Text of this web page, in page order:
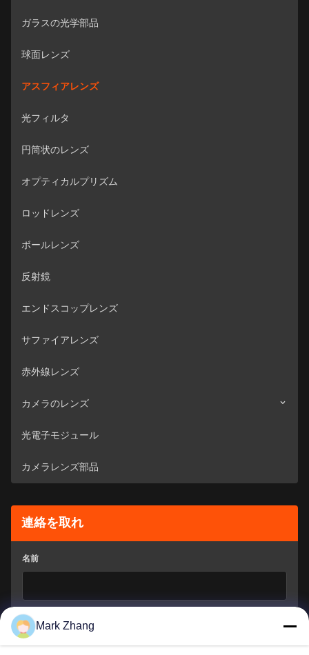
ガラスの光学部品
球面レンズ
アスフィアレンズ
光フィルタ
円筒状のレンズ
オプティカルプリズム
ロッドレンズ
ボールレンズ
反射鏡
エンドスコップレンズ
サファイアレンズ
赤外線レンズ
カメラのレンズ
監視カメラ
車のカメラ
光電子モジュール
カメラレンズ部品
連絡を取れ
名前
会社のメールアドレス
Mark Zhang